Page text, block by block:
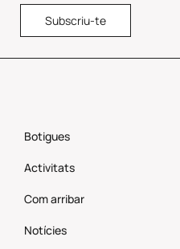
Subscriu-te
Botigues
Activitats
Comarribar
Notícies